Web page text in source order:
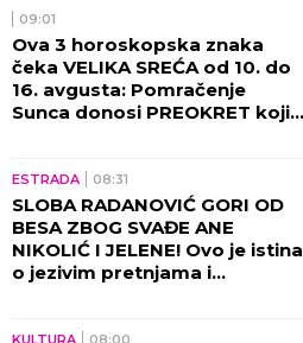
09:01
Ova 3 horoskopska znaka
čeka VELIKA SREĆA od 10. do
16. avgusta: Pomračenje
Sunca donosi PREOKRET koji
ESTRADA 08:31
SLOBA RADANOVIĆ GORI OD
BESA ZBOG SVAĐE ANE
NIKOLIĆ I JELENE! Ovo je istina
o jezivim pretnjama i